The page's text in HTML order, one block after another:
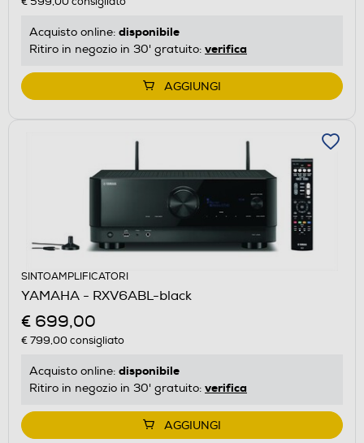
Acquisto online: disponibile
Ritiro in negozio in 30' gratuito: verifica
AGGIUNGI
SINTOAMPLIFICATORI
YAMAHA - RXV6ABL-black
€ 699,00
€ 799,00consigliato
Acquisto online: disponibile
Ritiro in negozio in 30' gratuito: verifica
AGGIUNGI